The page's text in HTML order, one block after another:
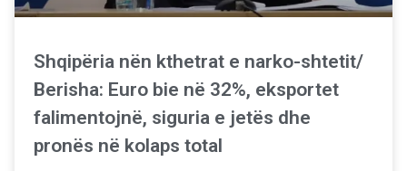
Shqipëria nën kthetrat e narko-shtetit/
Berisha: Euro bie në 32%, eksportet
falimentojnë, siguria e jetës dhe
pronës në kolaps total